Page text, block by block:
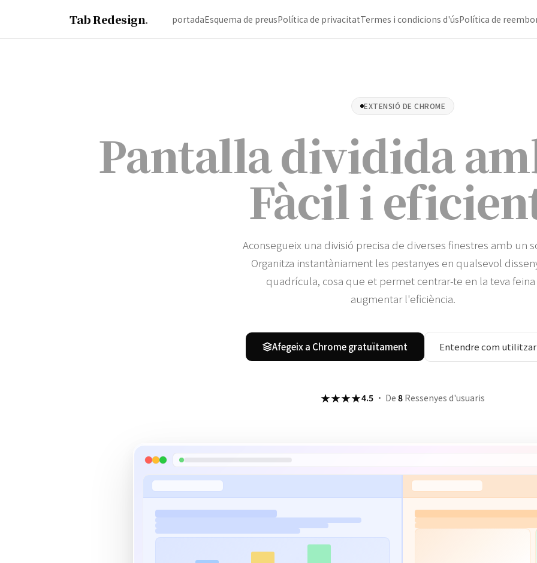
Tab Redesign. portadaEsquema de preusPolítica de privacitatTermes i condicions d'úsPolítica de
EXTENSIÓ DE CHROME
Pantalla dividida
Fàcil i
Aconsegueix una divisió precisa de diverses finestres amb un
Organitza instantàniament les pestanyes en qualsevol
quadrícula, cosa que et permet centrar-te en la teva feina
augmentar l'eficiència.
Afegeix a Chrome gratuïtament Entendre com utilitzar
★★★★4.5 · De 8 Ressenyes d'usuaris